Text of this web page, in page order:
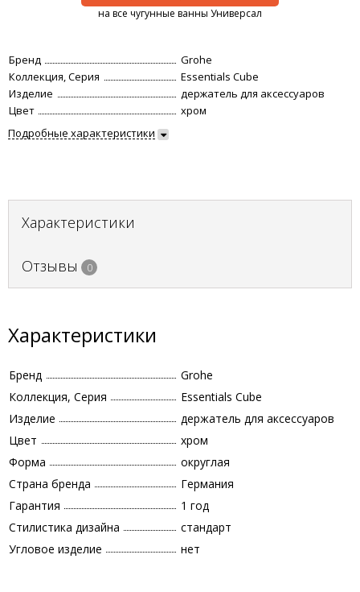
на все чугунные ванны Универсал
Бренд
Grohe
Коллекция, Серия
Essentials Cube
Изделие
держатель для аксессуаров
Цвет
хром
Подробные характеристики
Характеристики
Отзывы 0
Характеристики
Бренд
Grohe
Коллекция, Серия
Essentials Cube
Изделие
держатель для аксессуаров
Цвет
хром
Форма
округлая
Страна бренда
Германия
Гарантия
1 год
Стилистика дизайна
стандарт
Угловое изделие
нет